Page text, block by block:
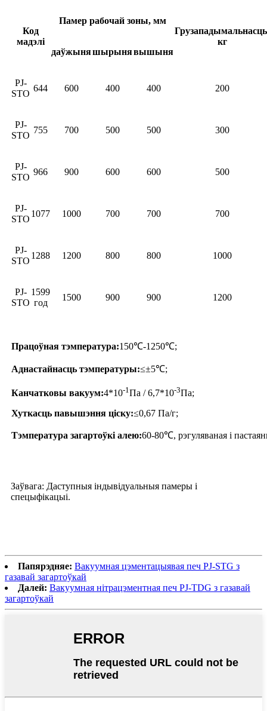
Код
мадэлі
Памер рабочай зоны, мм
кг
даўжыняшырынявышыня
PJ-
STO
644 600 400 400 200
PJ-
STO
755 700 500 500 300
PJ-
STO
966 900 600 600 500
PJ-
STO
1077 1000 700 700 700
PJ-
STO
1288 1200 800 800 1000
PJ-
STO
1599
год
1500 900 900 1200
Працоўная тэмпература:150℃-1250℃;
Аднастайнасць тэмпературы:≤±5℃;
Канчатковы вакуум:4*10-1 Па / 6,7*10-3Па;
Хуткасць павышэння ціску:≤0,67 Па/г;
Тэмпература загартоўкі алею:60-80℃, рэгуляваная і
Заўвага: Даступныя індывідуальныя памеры і
спецыфікацыі.
Папярэдняе: Вакуумная цэментацыявая печ PJ-STG з
газавай загартоўкай
Далей: Вакуумная нітрацэментная печ PJ-TDG з газавай
загартоўкай